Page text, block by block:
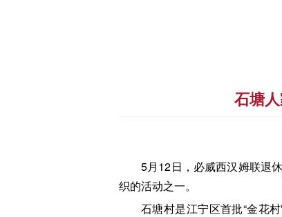
石塘
5月12日，必威西汉姆联退
织的活动之一。
石塘村是江宁区首批“金花